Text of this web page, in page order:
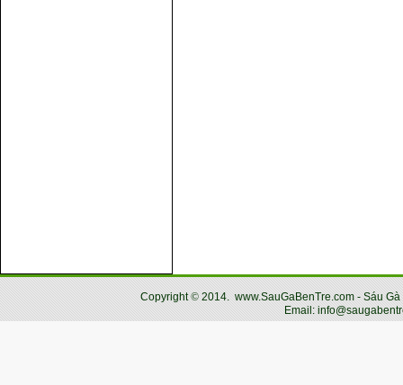
Copyright© 2014. www.SauGaBenTre.com - Sáu
Email: